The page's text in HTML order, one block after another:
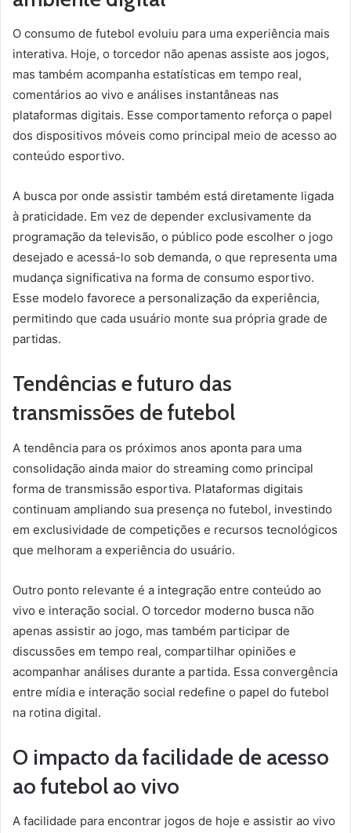
O consumo de futebol evoluiu para uma experiência mais
interativa. Hoje, o torcedor não apenas assiste aos jogos,
mas também acompanha estatísticas em tempo real,
comentários ao vivo e análises instantâneas nas
plataformas digitais. Esse comportamento reforça o papel
dos dispositivos móveis como principal meio de acesso ao
conteúdo esportivo.
A busca por onde assistir também está diretamente ligada
à praticidade. Em vez de depender exclusivamente da
programação da televisão, o público pode escolher o jogo
desejado e acessá-lo sob demanda, o que representa uma
mudança significativa na forma de consumo esportivo.
Esse modelo favorece a personalização da experiência,
permitindo que cada usuário monte sua própria grade de
partidas.
Tendências e futuro das
transmissões de futebol
A tendência para os próximos anos aponta para uma
consolidação ainda maior do streaming como principal
forma de transmissão esportiva. Plataformas digitais
continuam ampliando sua presença no futebol, investindo
em exclusividade de competições e recursos tecnológicos
que melhoram a experiência do usuário.
Outro ponto relevante é a integração entre conteúdo ao
vivo e interação social. O torcedor moderno busca não
apenas assistir ao jogo, mas também participar de
discussões em tempo real, compartilhar opiniões e
acompanhar análises durante a partida. Essa convergência
entre mídia e interação social redefine o papel do futebol
na rotina digital.
O impacto da facilidade de acesso
ao futebol ao vivo
A facilidade para encontrar jogos de hoje e assistir ao vivo